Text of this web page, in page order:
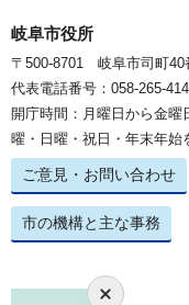
岐阜市役所
〒500-8701 岐阜市司町
代表電話番号：058-265-
開庁時間：月曜日から金
曜・日曜・祝日・年末年始
ご意見・お問い合わせ
市の機構と主な事務